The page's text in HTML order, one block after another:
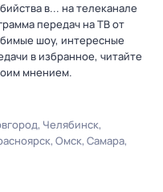
в... на телеканале
передач на ТВ от
шоу, интересные
в избранное, читайте
мнением.
Челябинск
Омск Самара